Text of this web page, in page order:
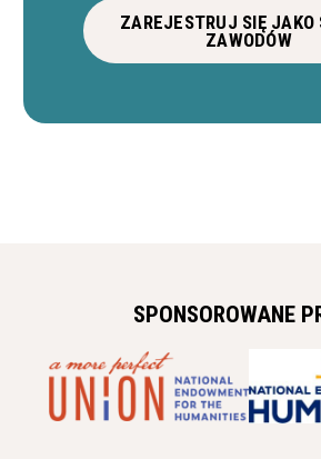
ZAREJESTRUJ SIĘ JAKO
ZAWODÓW
SPONSOROWANE